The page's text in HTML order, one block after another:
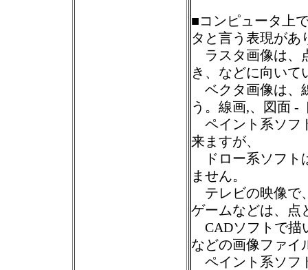
■コンピュータ上
タと言う表現があ
ラスタ画像は、
き、などに向いて
ベクタ画像は、
う。線画,、図面 -
ペイント系ソフ
来ますが、
ドロー系ソフト
ません。
テレビの映像で
ゲームなどは、点
CADソフトで描
などの画像ファイ
ペイント系ソフ